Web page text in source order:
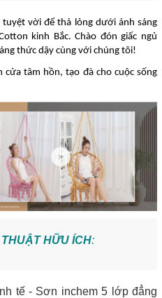
vời để thả lỏng dưới ánh sáng
kinh Bắc. Chào đón giấc ngủ
thức dậy cùng với chúng tôi!
cửa tâm hồn, tạo đà cho cuộc sống
HỮU ÍCH:
tế - Sơn inchem 5 lớp đẳng